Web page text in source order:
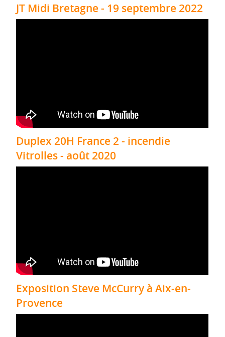
JT Midi Bretagne - 19 septembre 2022
Duplex 20H France 2 - incendie
Vitrolles - août 2020
Exposition Steve McCurry à Aix-en-
Provence